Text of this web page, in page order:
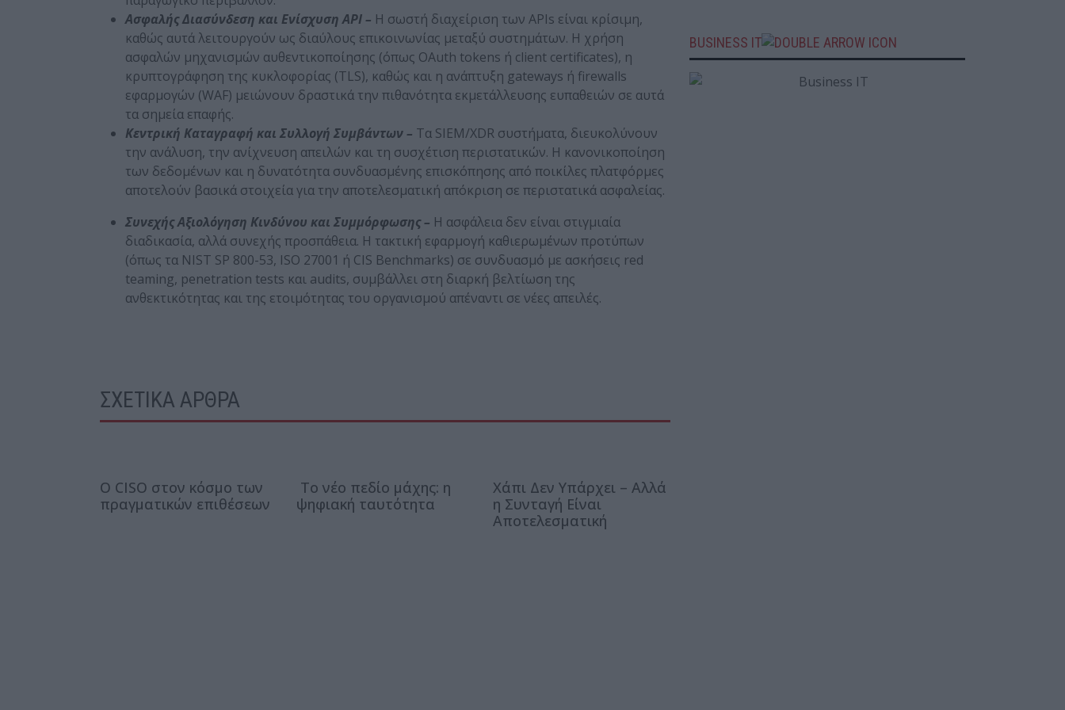
Ασφαλής Διασύνδεση και ΕνίσχυσηAPI– Η σωστή διαχείριση των APIs είναι κρίσιμη,
καθώς αυτά λειτουργούν ως διαύλους επικοινωνίας μεταξύ συστημάτων. Η χρήση
ασφαλών μηχανισμών αυθεντικοποίησης (όπως OAuth tokens ή client certificates), η
κρυπτογράφηση της κυκλοφορίας (TLS), καθώς και η ανάπτυξη gateways ή firewalls
εφαρμογών (WAF) μειώνουν δραστικά την πιθανότητα εκμετάλλευσης ευπαθειών σε αυτά
τα σημεία επαφής.
Κεντρική Καταγραφή και Συλλογή Συμβάντων – Τα SIEM/XDR συστήματα, διευκολύνουν
την ανάλυση, την ανίχνευση απειλών και τη συσχέτιση περιστατικών. Η κανονικοποίηση
των δεδομένων και η δυνατότητα συνδυασμένης επισκόπησης από ποικίλες πλατφόρμες
αποτελούν βασικά στοιχεία για την αποτελεσματική απόκριση σε περιστατικά ασφαλείας.
Συνεχής Αξιολόγηση Κινδύνου και Συμμόρφωσης – Η ασφάλεια δεν είναι στιγμιαία
διαδικασία, αλλά συνεχής προσπάθεια. Η τακτική εφαρμογή καθιερωμένων προτύπων
(όπως τα NIST SP 800-53, ISO 27001 ή CIS Benchmarks) σε συνδυασμό με ασκήσεις red
teaming, penetration tests και audits, συμβάλλει στη διαρκή βελτίωση της
ανθεκτικότητας και της ετοιμότητας του οργανισμού απέναντι σε νέες απειλές.
ΣΧΕΤΙΚΑ ΑΡΘΡΑ
Ο CISO στον κόσμο των
πραγματικών επιθέσεων
Το νέο πεδίο μάχης: η
ψηφιακή ταυτότητα
Χάπι Δεν Υπάρχει – Αλλά
η Συνταγή Είναι
Αποτελεσματική
BUSINESS IT